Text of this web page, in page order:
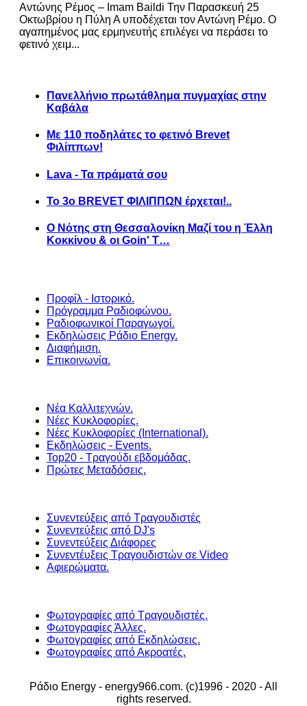
Αντώνης Ρέμος – Imam Baildi Την Παρασκευή 25
Οκτωβρίου η Πύλη Α υποδέχεται τον Αντώνη Ρέμο. Ο
αγαπημένος μας ερμηνευτής επιλέγει να περάσει το
φετινό χειμ...
Πανελλήνιο πρωτάθλημα πυγμαχίας στην
Καβάλα
Με 110 ποδηλάτες το φετινό Brevet
Φιλίππων!
Lava - Τα πράματά σου
Το 3ο BREVET ΦΙΛΙΠΠΩΝ έρχεται!..
Ο Νότης στη Θεσσαλονίκη Μαζί του η Έλλη
Κοκκίνου & οι Goin' T…
Προφίλ - Ιστορικό.
Πρόγραμμα Ραδιοφώνου.
Ραδιοφωνικοί Παραγωγοί.
Εκδηλώσεις Ράδιο Energy.
Διαφήμιση.
Επικοινωνία.
Νέα Καλλιτεχνών.
Νέες Κυκλοφορίες.
Νέες Κυκλοφορίες (International).
Εκδηλώσεις - Events.
Top20 - Τραγούδι εβδομάδας.
Πρώτες Μεταδόσεις.
Συνεντεύξεις από Τραγουδιστές
Συνεντεύξεις από DJ's
Συνεντεύξεις Διάφορες
Συνεντέυξεις Τραγουδιστών σε Video
Αφιερώματα.
Φωτογραφίες από Τραγουδιστές.
Φωτογραφίες Άλλες.
Φωτογραφίες από Εκδηλώσεις.
Φωτογραφίες από Ακροατές.
Ράδιο Energy - energy966.com. (c)1996 - 2020 - All
rights reserved.